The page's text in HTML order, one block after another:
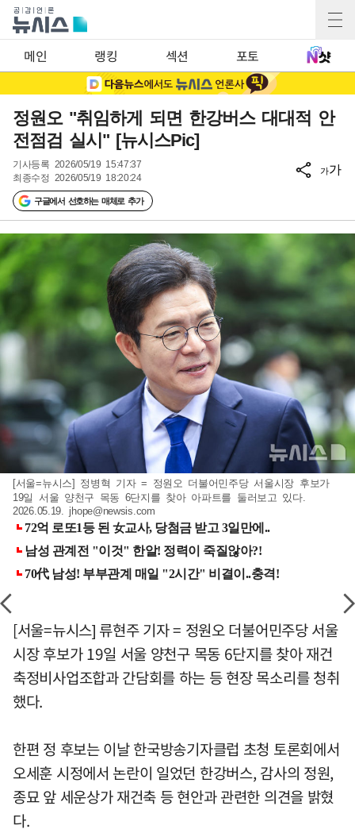
메인 랭킹 섹션 포토
정원오 "취임하게 되면 한강버스 대대적 안
전점검 실시" [뉴시스Pic]
기사등록 2026/05/19 15:47:37
최종수정 2026/05/19 18:20:24
구글에서 선호하는 매체로 추가
가가
[서울=뉴시스] 정병혁 기자 = 정원오 더불어민주당 서울시장 후보가
19일 서울 양천구 목동 6단지를 찾아 아파트를 둘러보고 있다.
2026.05.19. jhope@newsis.com
[서울=뉴시스] 류현주 기자 = 정원오 더불어민주당 서울
시장 후보가 19일 서울 양천구 목동 6단지를 찾아 재건
축정비사업조합과 간담회를 하는 등 현장 목소리를 청취
했다.
한편 정 후보는 이날 한국방송기자클럽 초청 토론회에서
오세훈 시정에서 논란이 일었던 한강버스, 감사의 정원,
종묘 앞 세운상가 재건축 등 현안과 관련한 의견을 밝혔
다.